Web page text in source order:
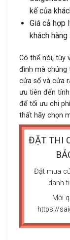
kế của
Giá cả hợp
khách
Có thể nói, tùy
đình mà chúng
cửa sổ và cửa
ưu tiên đến
để tối ưu chi
thất hãy chọn
ĐẶT THI
Đặt mua
danh
Mời
https://